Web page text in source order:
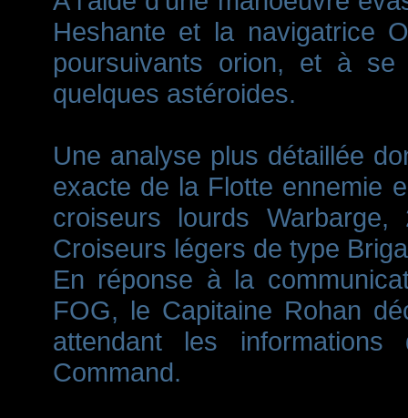
Heshante et la navigatrice
poursuivants orion, et à
quelques astéroides.
Une analyse plus détaillée
exacte de la Flotte ennemie
croiseurs lourds
Croiseurs légers de type
En réponse à la
FOG, le Capitaine Rohan
attendant les
Command.